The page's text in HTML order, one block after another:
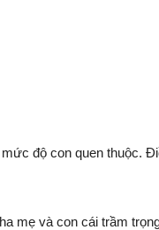
độ con quen thuộc.
mẹ và con cái trầm